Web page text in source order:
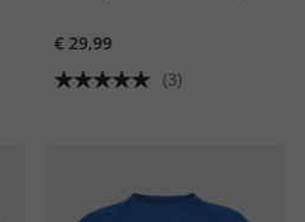
QuickDry
€ 29,99
(3)